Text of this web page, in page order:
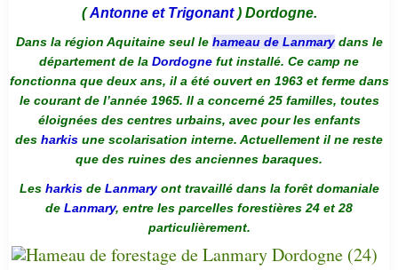
(Antonne et Trigonant) Dordogne.
Dans la région Aquitaine seul le hameau de Lanmarydans le
département de la Dordogne fut installé. Ce camp ne
fonctionna que deux ans, il a été ouvert en 1963 et ferme dans
le courant de l’année 1965. Il a concerné 25 familles, toutes
éloignées des centres urbains, avec pour les enfants
des harkis une scolarisation interne. Actuellement il ne reste
que des ruines des anciennes baraques.
Les harkis de Lanmaryont travaillé dans la forêt domaniale
de Lanmary, entre les parcelles forestières 24 et 28
particulièrement.